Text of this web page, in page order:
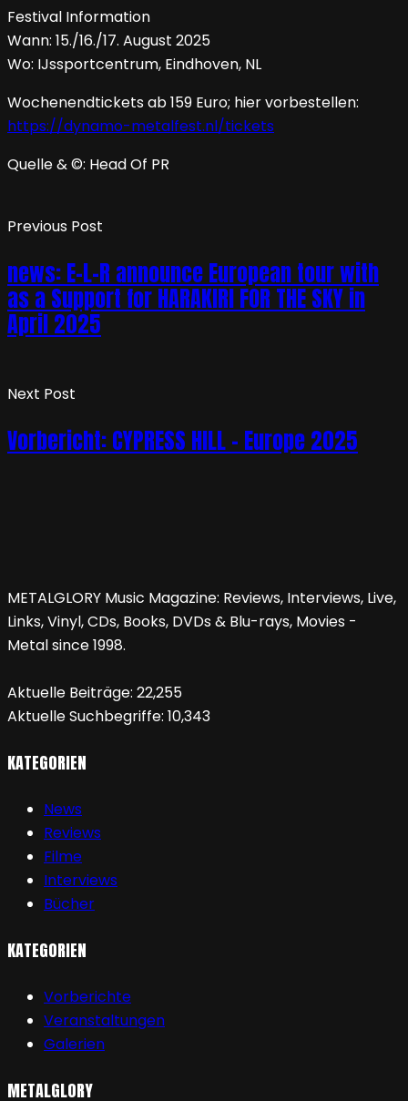
Festival Information
Wann: 15./16./17. August 2025
Wo: IJssportcentrum, Eindhoven, NL
Wochenendtickets ab 159 Euro; hier vorbestellen:
https://dynamo-metalfest.nl/tickets
Quelle & ©: Head Of PR
Previous Post
news: E-L-R announce European tour with
as a Support for HARAKIRI FOR THE SKY in
April 2025
Next Post
Vorbericht: CYPRESS HILL – Europe 2025
METALGLORY Music Magazine: Reviews, Interviews, Live,
Links, Vinyl, CDs, Books, DVDs & Blu-rays, Movies -
Metal since 1998.
Aktuelle Beiträge: 22,255
Aktuelle Suchbegriffe: 10,343
KATEGORIEN
News
Reviews
Filme
Interviews
Bücher
KATEGORIEN
Vorberichte
Veranstaltungen
Galerien
METALGLORY